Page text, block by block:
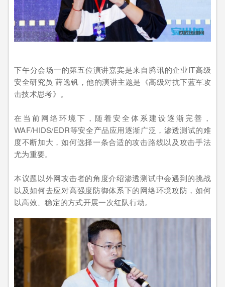
下午分会场一的第五位演讲嘉宾是来自腾讯的企业IT高级
安全研究员 薛逸钒，他的演讲主题是《高级对抗下蓝军攻
击技术思考》。
在当前网络环境下，随着安全体系建设逐渐完善，
WAF/HIDS/EDR等安全产品应用逐渐广泛，渗透测试的难
度不断加大，如何选择一条合适的攻击路线以及攻击手法
尤为重要。
本议题以外网攻击者的角度介绍渗透测试中会遇到的挑战
以及如何去应对高强度防御体系下的网络环境攻防，如何
以高效、稳定的方式开展一次红队行动。